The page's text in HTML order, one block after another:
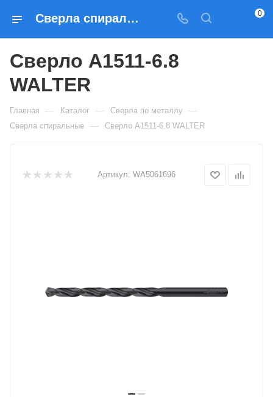
Сверла спиральные Сверло A1511-6.8 WALTER — купить по выгодным ценам в Москве 0
Сверло A1511-6.8
WALTER
Главная — Каталог — Сверла по металлу —
Сверла спиральные — Сверло A1511-6.8 WALTER
Артикул: WA5061696